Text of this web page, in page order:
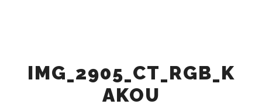
IMG_2905_CT_RGB_K
AKOU